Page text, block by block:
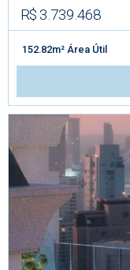
R$ 3.739.468
152.82m² Área Útil